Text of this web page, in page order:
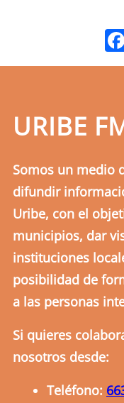
URIBE
Somos un medio
difundir
Uribe, con el
municipios, dar
instituciones
posibilidad de
a las personas
Si quieres
nosotros desde:
Teléfono: